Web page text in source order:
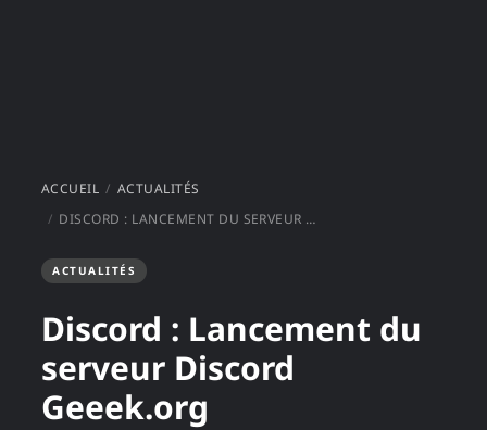
ACCUEIL
ACTUALITÉS
DISCORD : LANCEMENT DU SERVEUR DISCORD GEEEK.ORG
ACTUALITÉS
Discord : Lancement du
serveur Discord
Geeek.org